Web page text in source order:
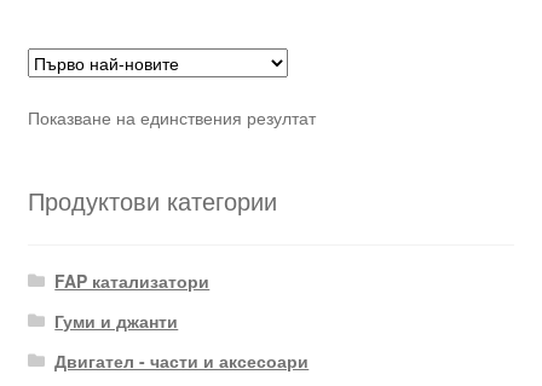
Показване на единствения резултат
Продуктови категории
FAP катализатори
Гуми и джанти
Двигател - части и аксесоари